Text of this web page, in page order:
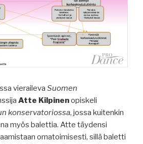
vieraileva Suomen
Atte Kilpinenopiskeli
konservatoriossa, jossa kuitenkin
myös balettia. Atte täydensi
omatoimisesti, sillä baletti